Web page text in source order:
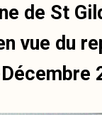
de St
vue du